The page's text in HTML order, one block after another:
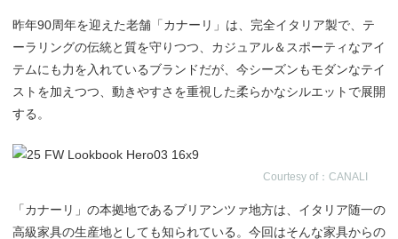
昨年90周年を迎えた老舗「カナーリ」は、完全イタリア製で、テ
ーラリングの伝統と質を守りつつ、カジュアル＆スポーティなアイ
テムにも力を入れているブランドだが、今シーズンもモダンなテイ
ストを加えつつ、動きやすさを重視した柔らかなシルエットで展開
する。
Courtesy of：CANALI
「カナーリ」の本拠地であるブリアンツァ地方は、イタリア随一の
高級家具の生産地としても知られている。今回はそんな家具からの